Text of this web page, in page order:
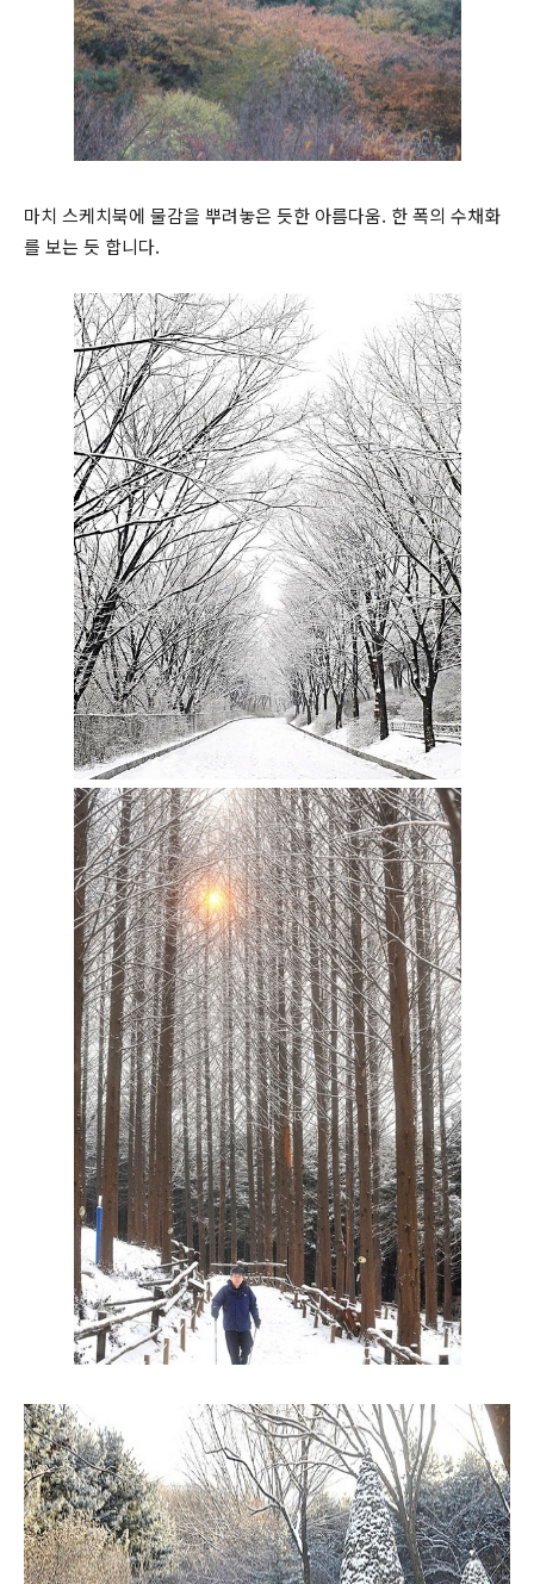
마치 스케치북에 물감을 뿌려놓은 듯한 아름다움. 한 폭의 수채화
를 보는 듯 합니다.